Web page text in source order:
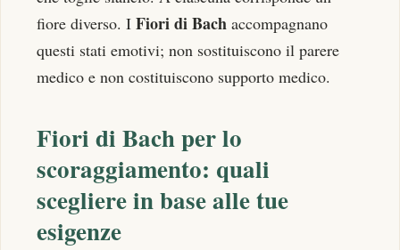
fiore diverso. I Fiori di Bach accompagnano
questi stati emotivi; non sostituiscono il parere
medico e non costituiscono supporto medico.
Fiori di Bach per lo
scoraggiamento: quali
scegliere in base alle tue
esigenze